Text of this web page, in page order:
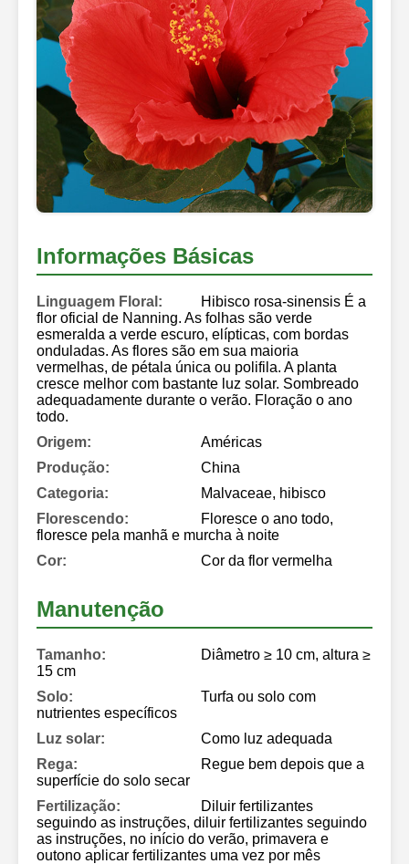
Informações Básicas
Linguagem Floral:
Hibisco rosa-sinensis É a
flor oficial de Nanning. As folhas são verde
esmeralda a verde escuro, elípticas, com bordas
onduladas. As flores são em sua maioria
vermelhas, de pétala única ou polifila. A planta
cresce melhor com bastante luz solar. Sombreado
adequadamente durante o verão. Floração o ano
todo.
Origem:
Américas
Produção:
China
Categoria:
Malvaceae, hibisco
Florescendo:
Floresce o ano todo,
floresce pela manhã e murcha à noite
Cor:
Cor da flor vermelha
Manutenção
Tamanho:
Diâmetro ≥ 10 cm, altura ≥
15 cm
Solo:
Turfa ou solo com
nutrientes específicos
Luz solar:
Como luz adequada
Rega:
Regue bem depois que a
superfície do solo secar
Fertilização:
Diluir fertilizantes
seguindo as instruções, diluir fertilizantes seguindo
as instruções, no início do verão, primavera e
outono aplicar fertilizantes uma vez por mês